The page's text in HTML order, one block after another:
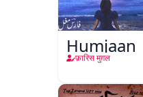
Humjaan
फ़ारिस मुग़ल